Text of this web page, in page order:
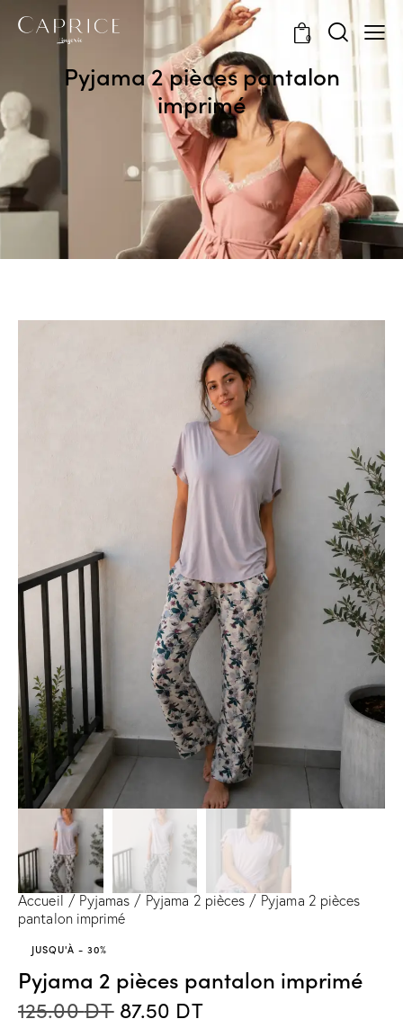
0
Pyjama 2 pièces pantalon
imprimé
Accueil Pyjamas Pyjama 2 pièces
Pyjama 2 pièces
pantalon imprimé
JUSQU'À - 30%
Pyjama 2 pièces pantalon imprimé
125.00DT 87.50 DT